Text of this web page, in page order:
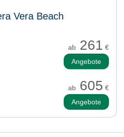
Vera Beach
ab 261 €
Angebote
ab 605 €
Angebote